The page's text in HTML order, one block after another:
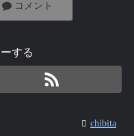
コメント
する
chibita